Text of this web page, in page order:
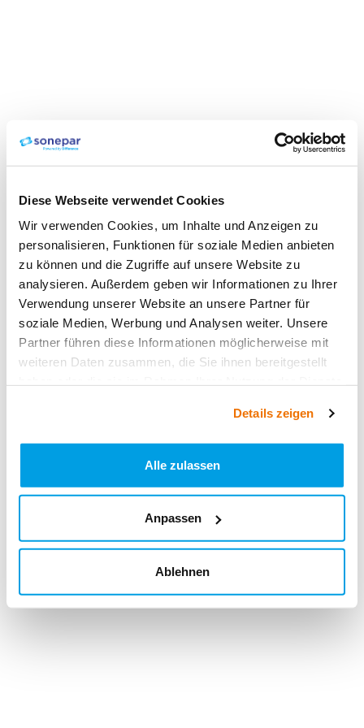
Diese Webseite verwendet Cookies
Wir verwenden Cookies, um Inhalte und Anzeigen zu
personalisieren, Funktionen für soziale Medien anbieten
zu können und die Zugriffe auf unsere Website zu
analysieren. Außerdem geben wir Informationen zu Ihrer
Verwendung unserer Website an unsere Partner für
soziale Medien, Werbung und Analysen weiter. Unsere
Partner führen diese Informationen möglicherweise mit
weiteren Daten zusammen, die Sie ihnen bereitgestellt
Details zeigen
Alle zulassen
Anpassen
Ablehnen